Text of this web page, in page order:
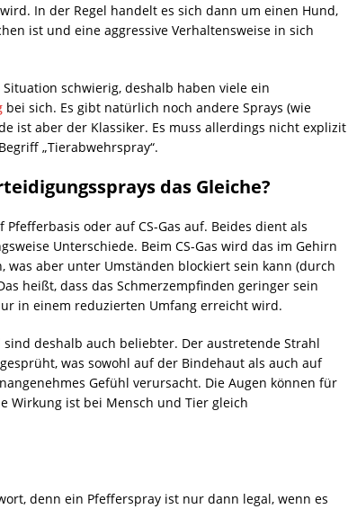
In der Regel handelt es sich dann um einen Hund,
ist und eine aggressive Verhaltensweise in sich
schwierig, deshalb haben viele ein
bei sich. Es gibt natürlich noch andere Sprays (wie
ist aber der Klassiker. Es muss allerdings nicht explizit
„Tierabwehrspray“.
das Gleiche?
oder auf CS-Gas auf. Beides dient als
Unterschiede. Beim CS-Gas wird das im Gehirn
was aber unter Umständen blockiert sein kann (durch
heißt, dass das Schmerzempfinden geringer sein
in einem reduzierten Umfang erreicht wird.
deshalb auch beliebter. Der austretende Strahl
was sowohl auf der Bindehaut als auch auf
Gefühl verursacht. Die Augen können für
Wirkung ist bei Mensch und Tier gleich
denn ein Pfefferspray ist nur dann legal, wenn es